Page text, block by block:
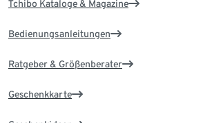
Tchibo Kataloge & Magazine
Bedienungsanleitungen
Ratgeber & Größenberater
Geschenkkarte